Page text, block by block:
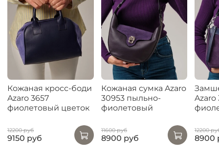
Кожаная кросс-боди
Azaro 3657
фиолетовый цветок
12200 руб
9150 руб
Кожаная сумка Azaro
30953 пыльно-
фиолетовый
11600 руб
8900 руб
Azaro
12200
8900